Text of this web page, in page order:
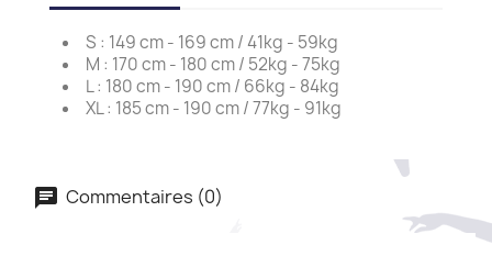
S : 149 cm - 169 cm / 41kg - 59kg
M : 170 cm - 180 cm / 52kg - 75kg
L : 180 cm - 190 cm / 66kg - 84kg
XL : 185 cm - 190 cm / 77kg - 91kg
Commentaires (0)